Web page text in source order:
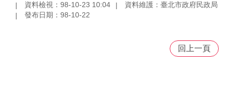
資料檢視：98-10-23 10:04
資料維護：臺北市政府民政局
發布日期：98-10-22
回上一頁